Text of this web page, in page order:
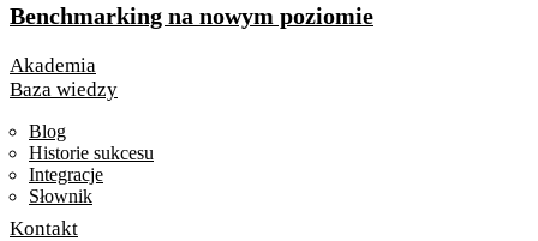
Benchmarking na nowym poziomie
Akademia
Baza wiedzy
Blog
Historie sukcesu
Integracje
Słownik
Kontakt